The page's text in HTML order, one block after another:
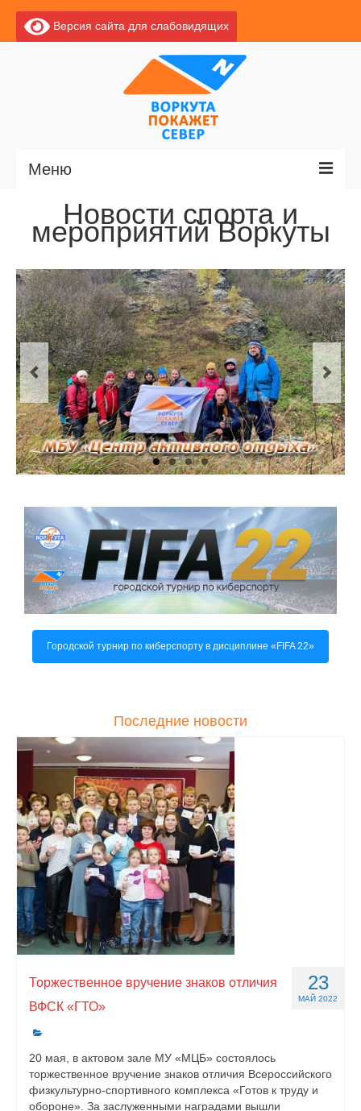
Версия сайта для слабовидящих
Меню
Главная
Новости
О Воркуте
Экскурсии по Воркуте
Базы отдыха
О центре
Документы
Противодействие коррупции
Задать вопрос
Новости спорта и
мероприятий Воркуты
Городской турнир по киберспорту в дисциплине «FIFA 22»
Последние новости
23
МАЙ 2022
Торжественное вручение знаков отличия
ВФСК «ГТО»
20 мая, в актовом зале МУ «МЦБ» состоялось
торжественное вручение знаков отличия Всероссийского
физкультурно-спортивного комплекса «Готов к труду и
обороне». За заслуженными наградами вышли